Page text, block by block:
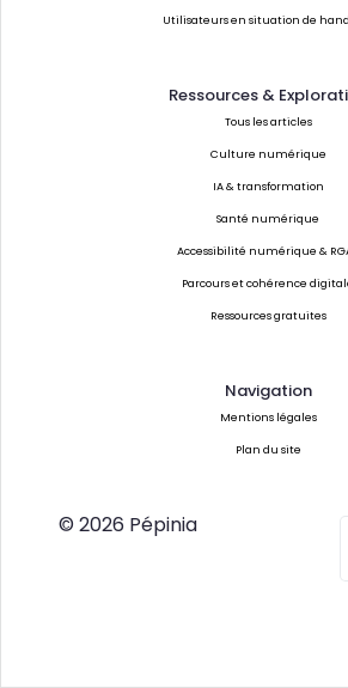
Utilisateurs en situation de
Ressources &
Tous les articles
Culture numérique
IA & transformation
Santé numérique
Accessibilité numérique &
Parcours et cohérence
Ressources gratuites
Navigation
Mentions légales
Plan du site
© 2026 Pépinia